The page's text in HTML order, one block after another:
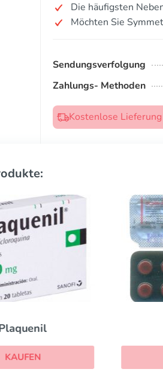
Die häufigsten
Möchten Sie
Sendungsverfolgung
Zahlungs- Methoden
Kostenlose
KAUFEN